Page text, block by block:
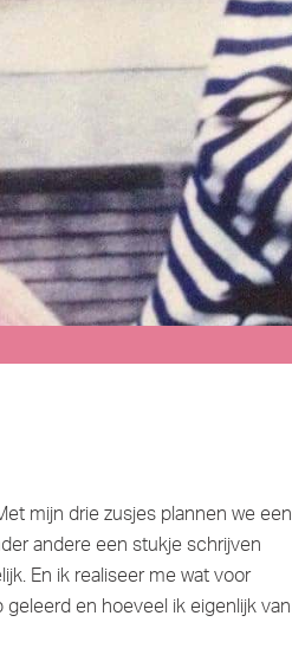
mijn drie zusjes plannen we een
andere een stukje schrijven
En ik realiseer me wat voor
en hoeveel ik eigenlijk van